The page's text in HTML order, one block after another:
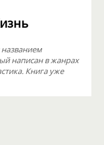
написан в жанрах
Книга уже